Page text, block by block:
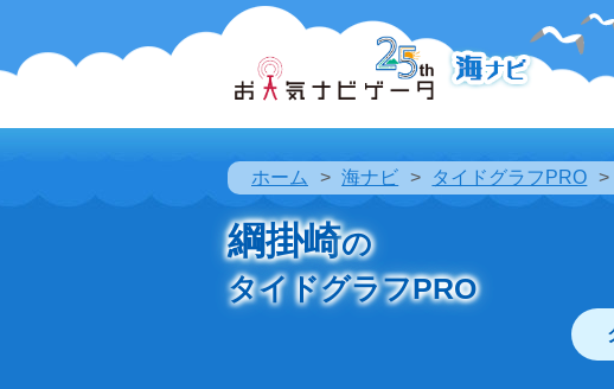
ホーム 海ナビ タイドグラフPRO
綱掛崎の
タイドグラフPRO